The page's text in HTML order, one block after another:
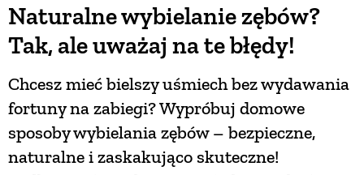
Naturalne wybielanie zębów?
Tak, ale uważaj na te błędy!
Chcesz mieć bielszy uśmiech bez wydawania
fortuny na zabiegi? Wypróbuj domowe
sposoby wybielania zębów – bezpieczne,
naturalne i zaskakująco skuteczne!